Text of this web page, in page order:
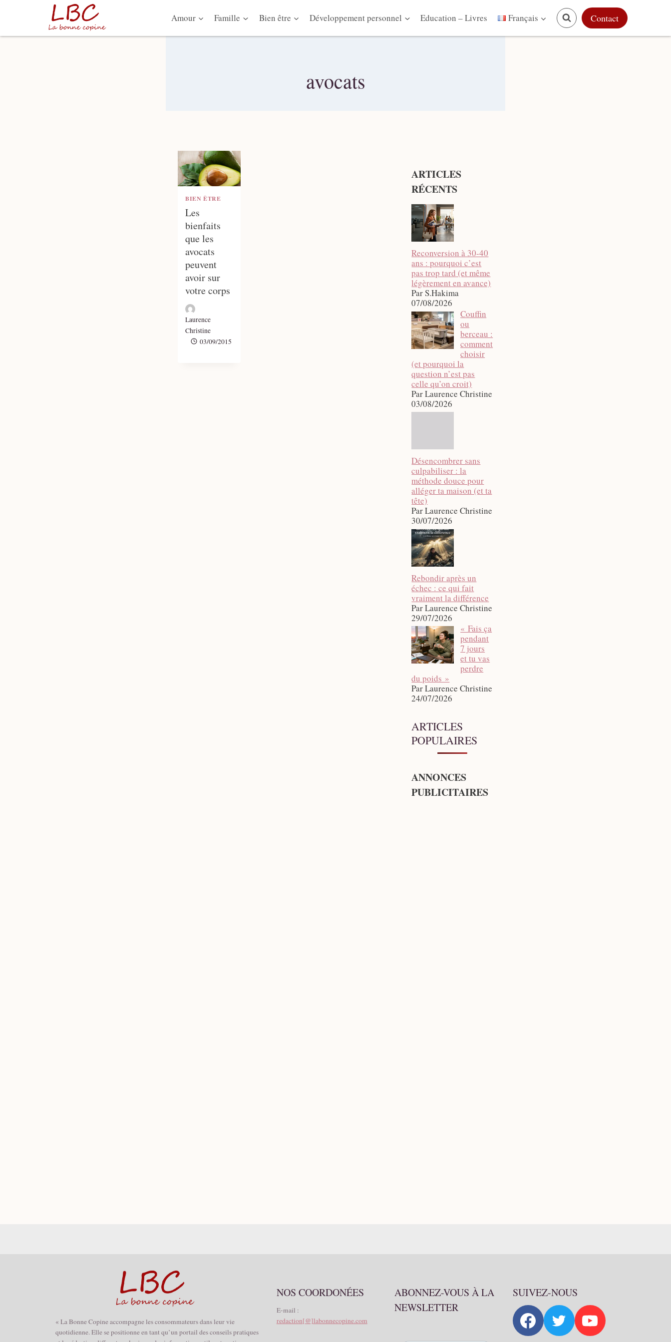
contenu
Amour Famille Bien être Développement personnel Education – Livres Français Contact
avocats
BIEN ÊTRE
Les
bienfaits
que les
avocats
peuvent
avoir sur
votre corps
Laurence
Christine
03/09/2015
ARTICLES
RÉCENTS
Reconversion à 30-40
ans : pourquoi c’est
pas trop tard (et même
légèrement en avance)
Par S.Hakima
07/08/2026
Couffin
ou
berceau :
comment
choisir
(et pourquoi la
question n’est pas
celle qu’on croit)
Par Laurence Christine
03/08/2026
Désencombrer sans
culpabiliser : la
méthode douce pour
alléger ta maison (et ta
tête)
Par Laurence Christine
30/07/2026
Rebondir après un
échec : ce qui fait
vraiment la différence
Par Laurence Christine
29/07/2026
« Fais ça
pendant
7 jours
et tu vas
perdre
du poids »
Par Laurence Christine
24/07/2026
ARTICLES
POPULAIRES
ANNONCES
PUBLICITAIRES
« La Bonne Copine accompagne les consommateurs dans leur vie
quotidienne. Elle se positionne en tant qu’un portail des conseils pratiques
NOS COORDONÉES
E-mail :
redaction[@]labonnecopine.com
ABONNEZ-VOUS À LA
NEWSLETTER
SUIVEZ-NOUS